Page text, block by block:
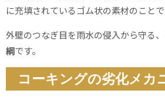
に充填されているゴム状の素材のことで
外壁のつなぎ目を雨水の侵入から守る
綱です。
コーキングの劣化メカ